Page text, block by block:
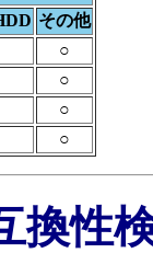
その他
○
○
○
○
換性